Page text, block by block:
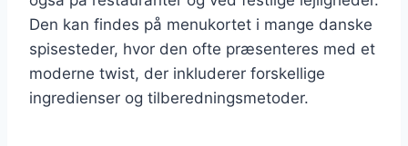
Den kan findes på menukortet i mange danske
spisesteder, hvor den ofte præsenteres med et
moderne twist, der inkluderer forskellige
ingredienser og tilberedningsmetoder.